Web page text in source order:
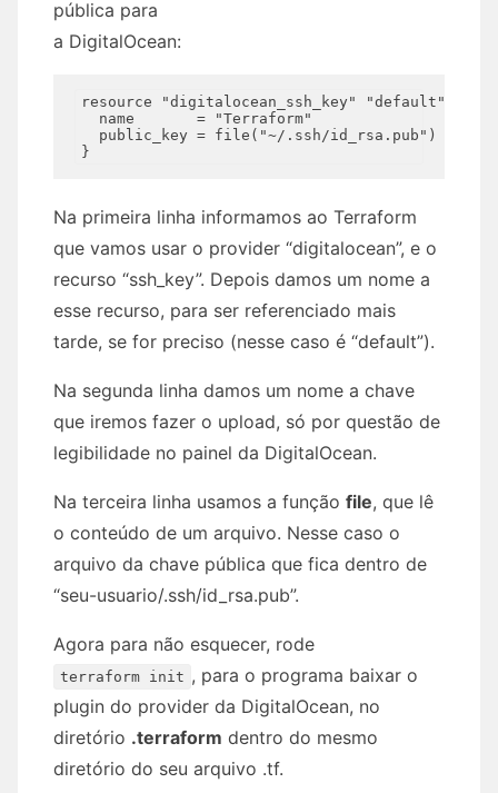
pública para
a DigitalOcean:
resource "digitalocean_ssh_key" "default" {
  name       = "Terraform"
  public_key = file("~/.ssh/id_rsa.pub")
Na primeira linha informamos ao Terraform
que vamos usar o provider “digitalocean”, e o
recurso “ssh_key”. Depois damos um nome a
esse recurso, para ser referenciado mais
tarde, se for preciso (nesse caso é “default”).
Na segunda linha damos um nome a chave
que iremos fazer o upload, só por questão de
legibilidade no painel da DigitalOcean.
Na terceira linha usamos a função file, que lê
o conteúdo de um arquivo. Nesse caso o
arquivo da chave pública que fica dentro de
“seu-usuario/.ssh/id_rsa.pub”.
Agora para não esquecer, rode
terraform init , para o programa baixar o
plugin do provider da DigitalOcean, no
diretório .terraform dentro do mesmo
diretório do seu arquivo .tf.